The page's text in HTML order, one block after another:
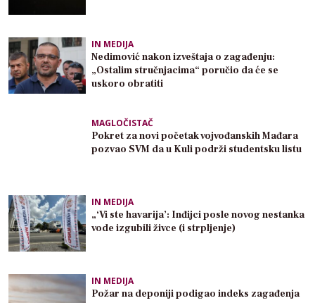
IN MEDIJA
Nedimović nakon izveštaja o zagađenju:
„Ostalim stručnjacima“ poručio da će se
uskoro obratiti
MAGLOČISTAČ
Pokret za novi početak vojvođanskih Mađara
pozvao SVM da u Kuli podrži studentsku listu
IN MEDIJA
„‘Vi ste havarija’: Inđijci posle novog nestanka
vode izgubili živce (i strpljenje)
IN MEDIJA
Požar na deponiji podigao indeks zagađenja